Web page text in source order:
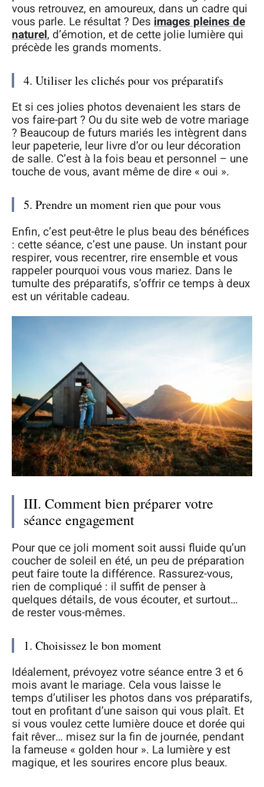
vous retrouvez, en amoureux, dans un cadre qui
vous parle. Le résultat ? Des images pleines de
naturel, d’émotion, et de cette jolie lumière qui
précède les grands moments.
4. Utiliser les clichés pour vos préparatifs
Et si ces jolies photos devenaient les stars de
vos faire-part ? Ou du site web de votre mariage
? Beaucoup de futurs mariés les intègrent dans
leur papeterie, leur livre d’or ou leur décoration
de salle. C’est à la fois beau et personnel – une
touche de vous, avant même de dire « oui ».
5. Prendre un moment rien que pour vous
Enfin, c’est peut-être le plus beau des bénéfices
: cette séance, c’est une pause. Un instant pour
respirer, vous recentrer, rire ensemble et vous
rappeler pourquoi vous vous mariez. Dans le
tumulte des préparatifs, s’offrir ce temps à deux
est un véritable cadeau.
III. Comment bien préparer votre
séance engagement
Pour que ce joli moment soit aussi fluide qu’un
coucher de soleil en été, un peu de préparation
peut faire toute la différence. Rassurez-vous,
rien de compliqué : il suffit de penser à
quelques détails, de vous écouter, et surtout…
de rester vous-mêmes.
1. Choisissez le bon moment
Idéalement, prévoyez votre séance entre 3 et 6
mois avant le mariage. Cela vous laisse le
temps d’utiliser les photos dans vos préparatifs,
tout en profitant d’une saison qui vous plaît. Et
si vous voulez cette lumière douce et dorée qui
fait rêver… misez sur la fin de journée, pendant
la fameuse « golden hour ». La lumière y est
magique, et les sourires encore plus beaux.